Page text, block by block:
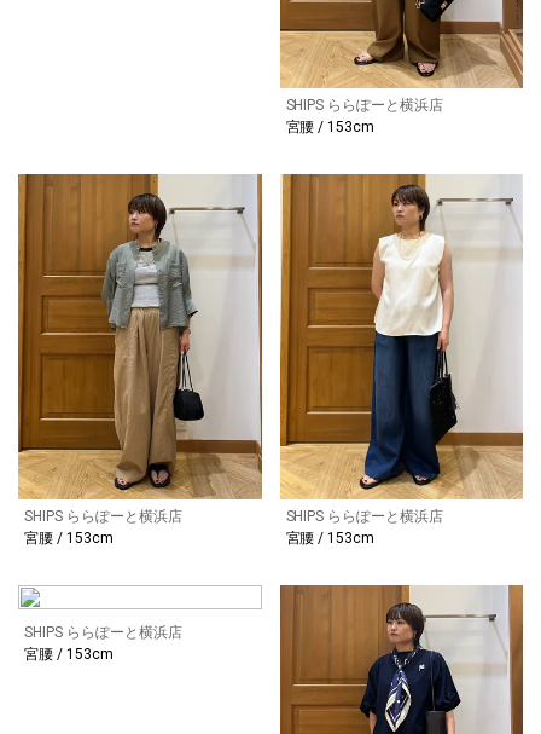
SHIPS ららぽーと横浜店
宮腰 / 153cm
SHIPS ららぽーと横浜店
宮腰 / 153cm
SHIPS ららぽーと横浜店
宮腰 / 153cm
SHIPS ららぽーと横浜店
宮腰 / 153cm